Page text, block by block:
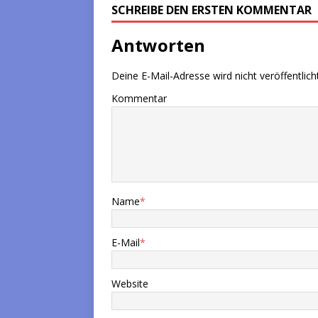
SCHREIBE DEN ERSTEN KOMMENTAR
Antworten
Deine E-Mail-Adresse wird nicht
Kommentar
Name*
E-Mail*
Website